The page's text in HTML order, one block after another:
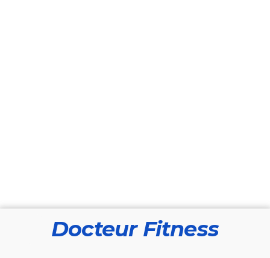
Docteur Fitness